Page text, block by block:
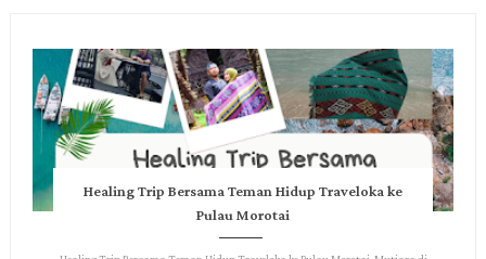
Healing Trip Bersama Teman Hidup Traveloka ke
Pulau Morotai